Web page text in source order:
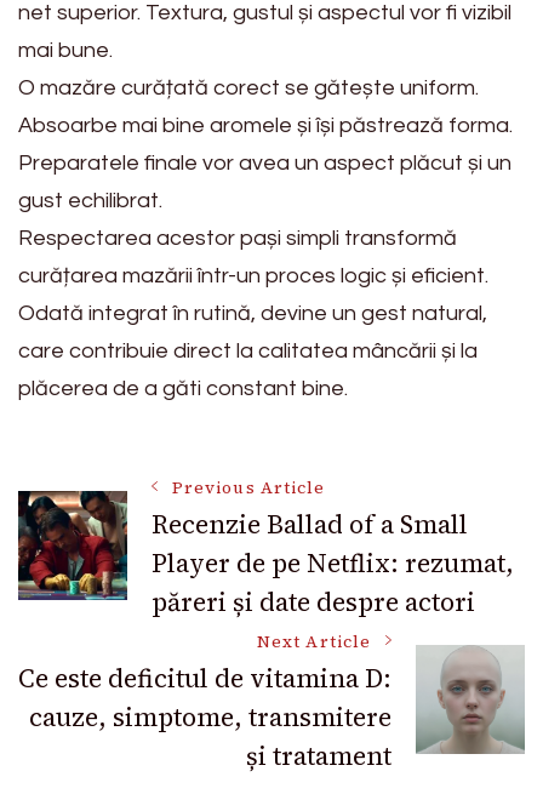
net superior. Textura, gustul și aspectul vor fi vizibil
mai bune.
O mazăre curățată corect se gătește uniform.
Absoarbe mai bine aromele și își păstrează forma.
Preparatele finale vor avea un aspect plăcut și un
gust echilibrat.
Respectarea acestor pași simpli transformă
curățarea mazării într-un proces logic și eficient.
Odată integrat în rutină, devine un gest natural,
care contribuie direct la calitatea mâncării și la
plăcerea de a găti constant bine.
Post
Navigation
Previous Article
Recenzie Ballad of a Small
Player de pe Netflix: rezumat,
păreri și date despre actori
Next Article
Ce este deficitul de vitamina D:
cauze, simptome, transmitere
și tratament